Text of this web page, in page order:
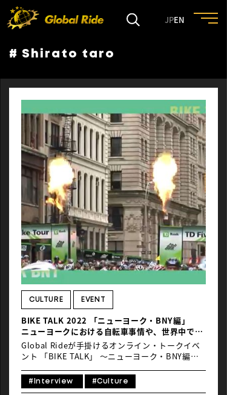
JPEN
FEATURE
EVENT
CULTURE
TRIP&TRAVEL
ENTRY
NEWS
# Shirato taro
CULTURE EVENT
BIKE TALK 2022 「ニューヨーク・BNY編」
ニューヨークにおける自転車事情や、世界中で開
催されている数万台規模の参加型ファンライドイ
ベントについて
Global Rideが手掛けるオンライン・トークイベ
ント 「BIKE TALK」 ～ニューヨーク・BNY編～
リングイベント「バイクニューヨーク（Five
Boro Bike Tour）」を主催するNPO団体「BIKE
#Interview #Culture